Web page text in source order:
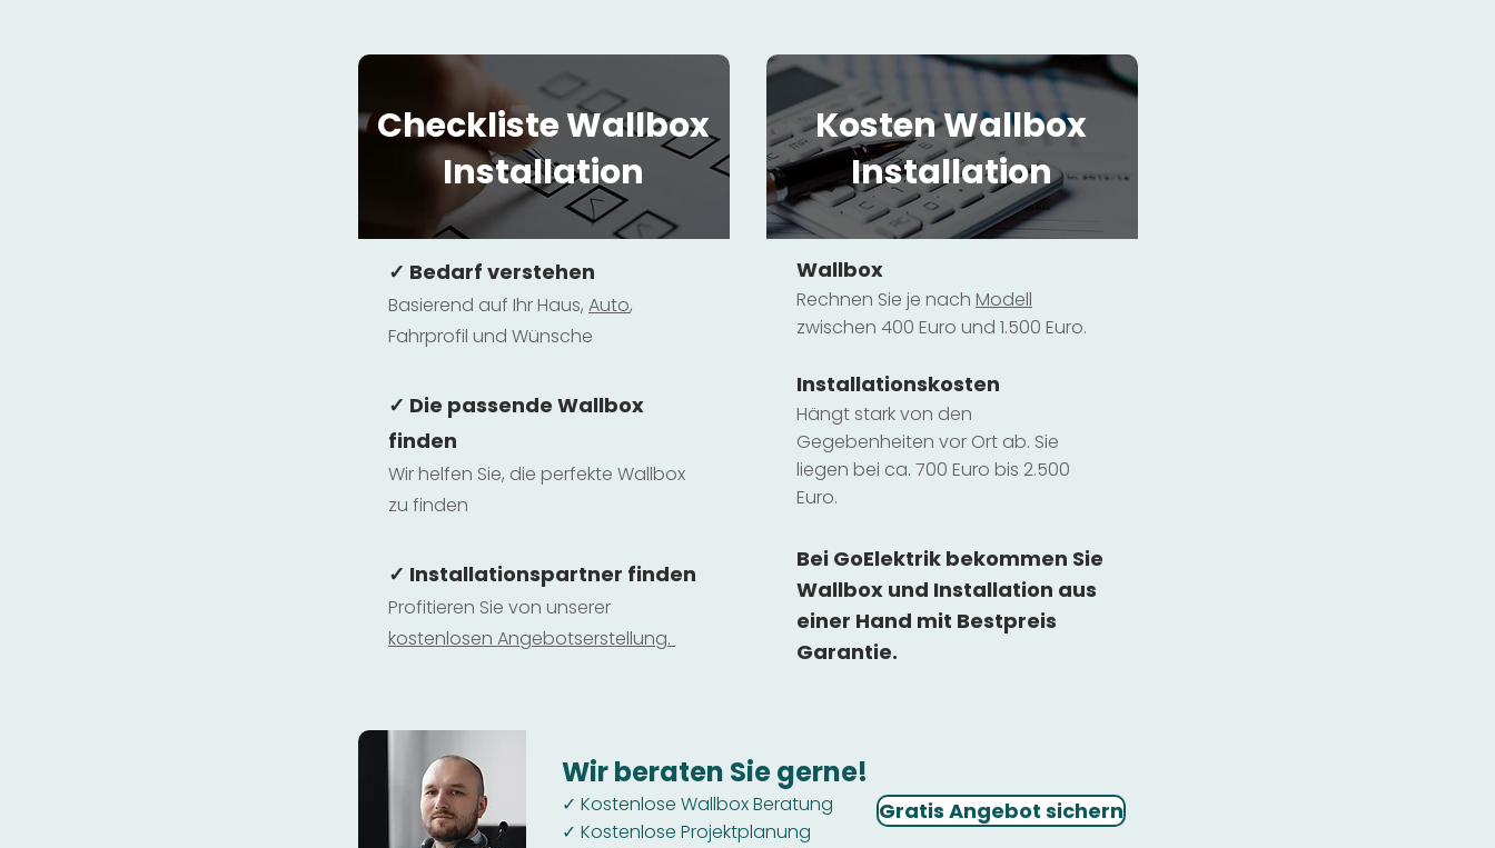
Checkliste Wallbox
Installation
✓ Bedarf verstehen
Basierend auf Ihr Haus, Auto,
Fahrprofil und Wünsche
✓ Die passende Wallbox
finden
Wir helfen Sie, die perfekte Wallbox
zu finden
✓ Installationspartner finden
Profitieren Sie von unserer
kostenlosen Angebotserstellung.
Kosten Wallbox
Installation
Wallbox
Rechnen Sie je nach Modell
zwischen 400 Euro und 1.500 Euro.
Installationskosten
Hängt stark von den
Gegebenheiten vor Ort ab. Sie
liegen bei ca. 700 Euro bis 2.500
Euro.
Bei GoElektrik bekommen Sie
Wallbox und Installation aus
einer Hand mit Bestpreis
Garantie.
Wir beraten Sie gerne!
✓ Kostenlose Wallbox Beratung
✓ Kostenlose Projektplanung
Gratis Angebot sichern